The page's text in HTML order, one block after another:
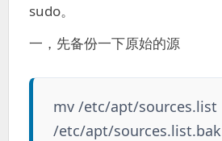
sudo。
一，先备份一下原始的源
mv /etc/apt/sources.list
/etc/apt/sources.list.bak